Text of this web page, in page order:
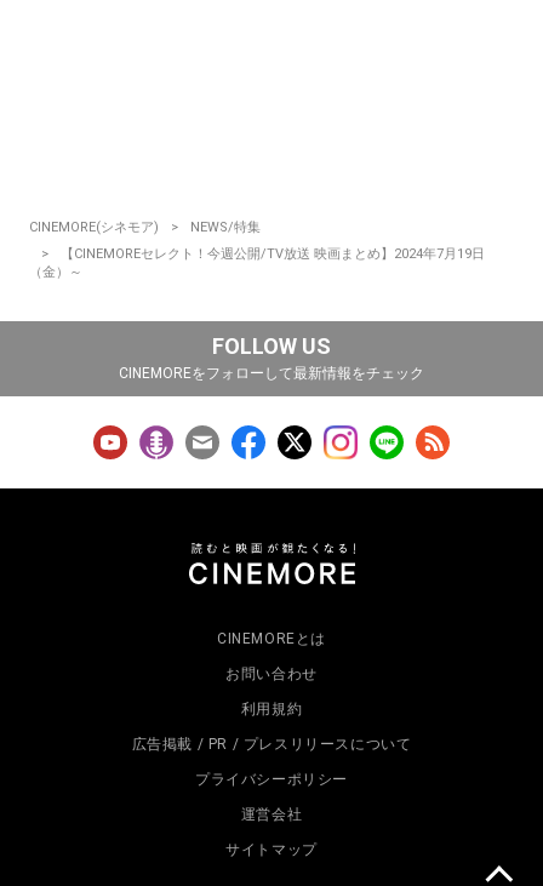
CINEMORE(シネモア)
NEWS/特集
【CINEMOREセレクト！今週公開/TV放送 映画まとめ】2024年7月19日
（金）～
FOLLOW US
CINEMOREをフォローして最新情報をチェック
CINEMOREとは
お問い合わせ
利用規約
広告掲載 / PR / プレスリリースについて
プライバシーポリシー
運営会社
サイトマップ